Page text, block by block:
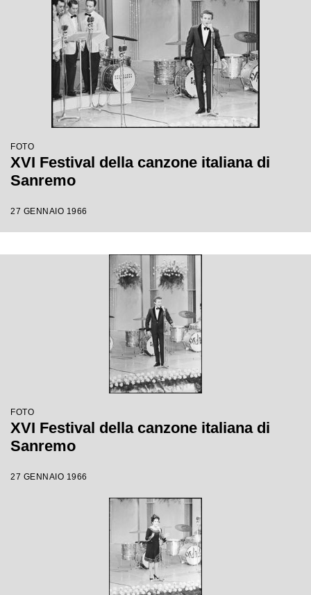
FOTO
XVI Festival della canzone italiana di
Sanremo
27 GENNAIO 1966
FOTO
XVI Festival della canzone italiana di
Sanremo
27 GENNAIO 1966